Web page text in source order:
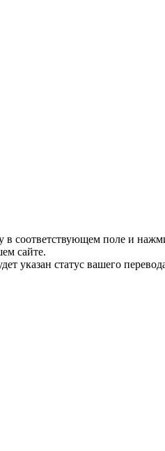
в соответствующем поле и
сайте.
указан статус вашего